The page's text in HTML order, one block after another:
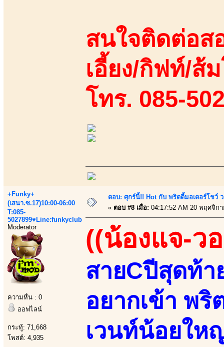
สนใจติดต่อส
เอี้ยง/กิฟท์/ส้
โทร. 085-
+Funky+
(เสนา.ซ.17)10:00-06:00
T:085-
5027899♥Line:funkyclub
Moderator
ความหื่น : 0
ออฟไลน์
กระทู้: 71,668
โพสต์: 4,935
ตอบ: ศุกร์นี้!! Hot กับ พริตตี้มอเตอร์โชว์ ว
« ตอบ #8 เมื่อ: 04:17:52 AM 20 พฤศจิก
((น้องแจ-ว
สายCปีสุดท้
อยากเข้า พริ
เวนท์น้อยให